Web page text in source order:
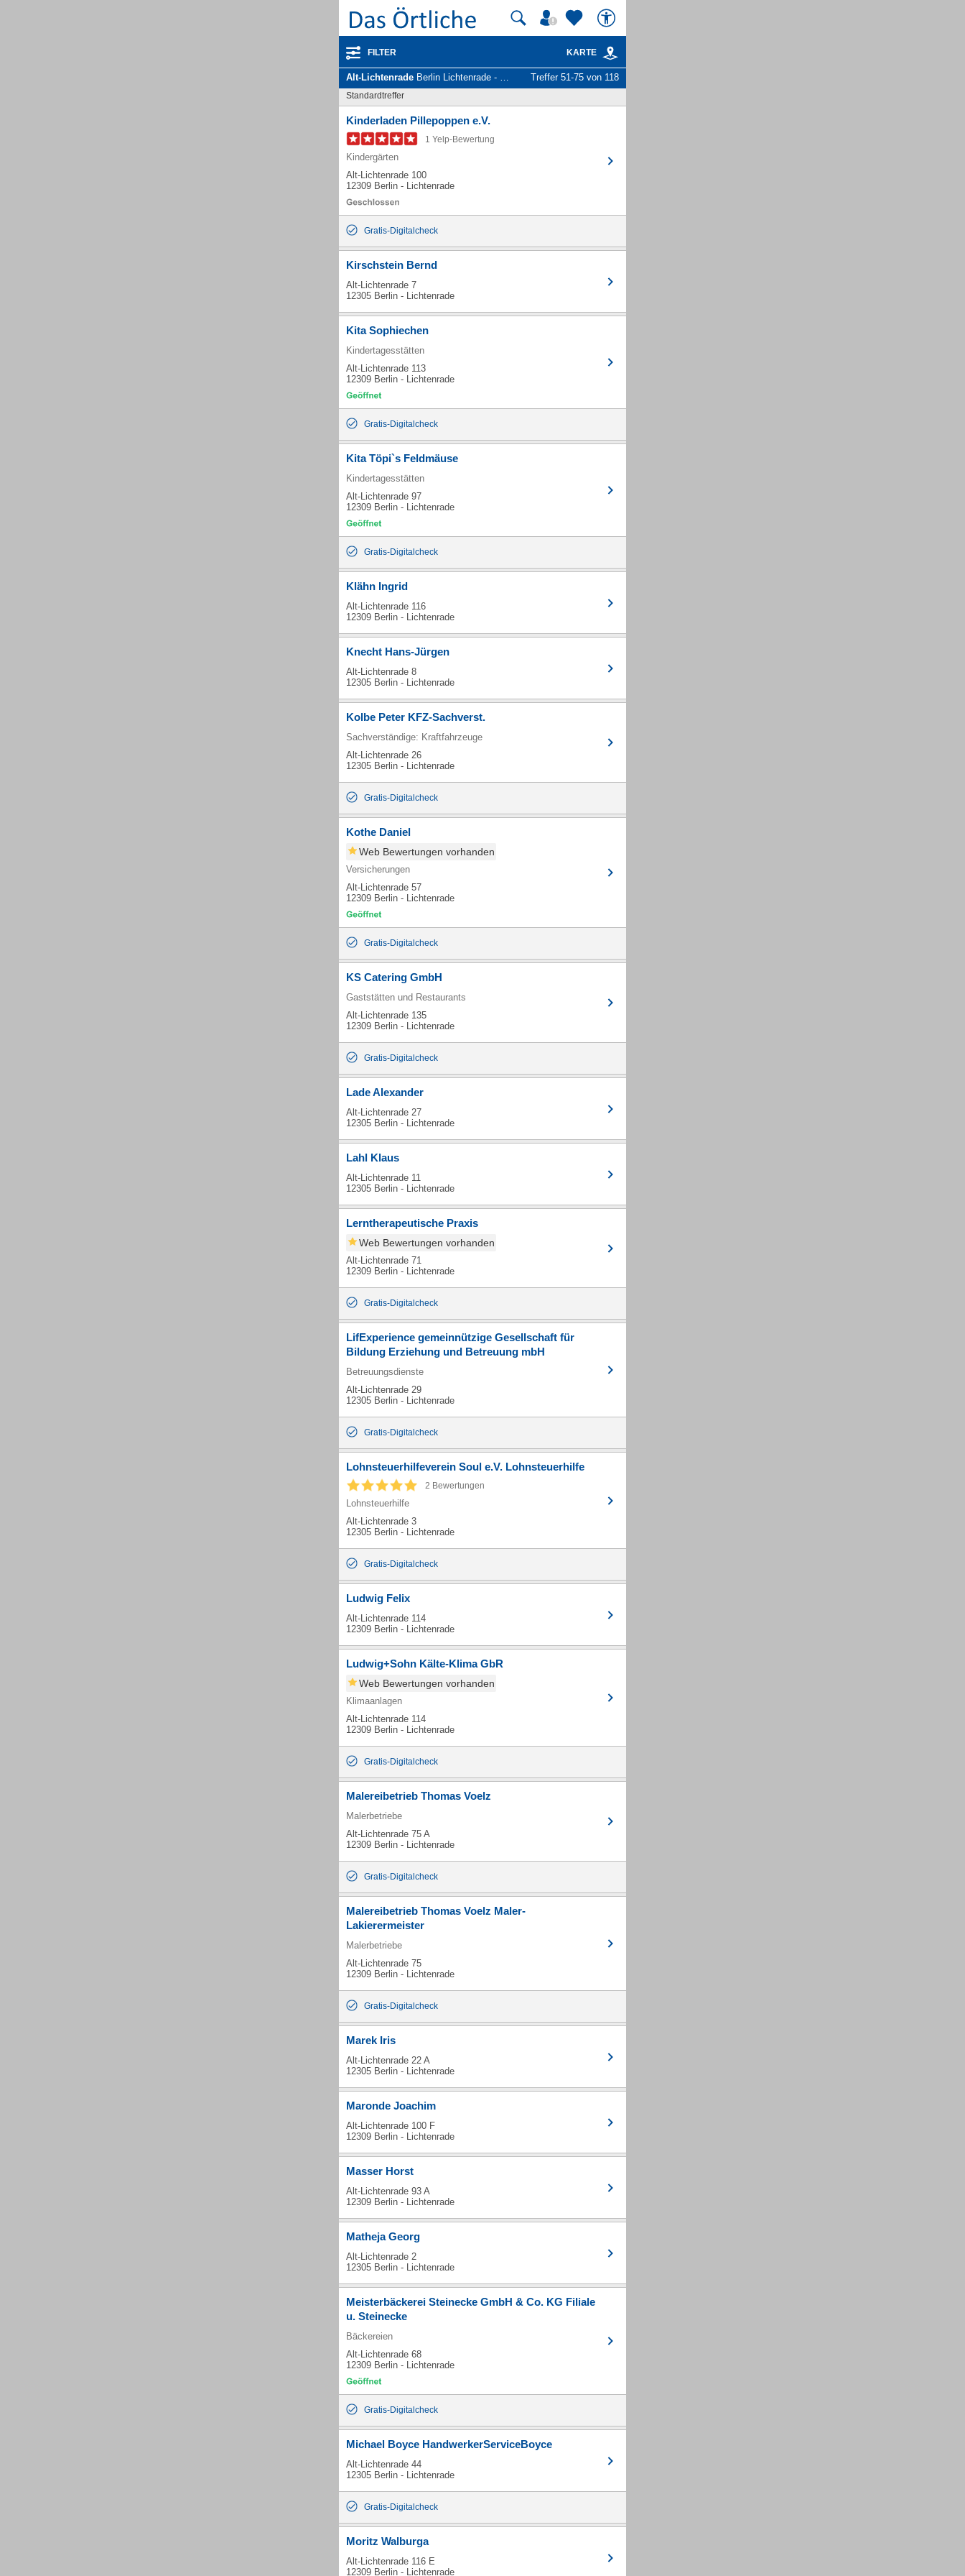
FILTER KARTE
Alt-Lichtenrade Berlin Lichtenrade - Unternehmen und Personen Treffer 51-75 von 118
Standardtreffer
Kinderladen Pillepoppen e.V.
1 Yelp-Bewertung
Kindergärten
Alt-Lichtenrade 100
12309 Berlin - Lichtenrade
Gratis-Digitalcheck
Kirschstein Bernd
Alt-Lichtenrade 7
12305 Berlin - Lichtenrade
Kita Sophiechen
Kindertagesstätten
Alt-Lichtenrade 113
12309 Berlin - Lichtenrade
Gratis-Digitalcheck
Kita Töpi`s Feldmäuse
Kindertagesstätten
Alt-Lichtenrade 97
12309 Berlin - Lichtenrade
Gratis-Digitalcheck
Klähn Ingrid
Alt-Lichtenrade 116
12309 Berlin - Lichtenrade
Knecht Hans-Jürgen
Alt-Lichtenrade 8
12305 Berlin - Lichtenrade
Kolbe Peter KFZ-Sachverst.
Sachverständige: Kraftfahrzeuge
Alt-Lichtenrade 26
12305 Berlin - Lichtenrade
Gratis-Digitalcheck
Kothe Daniel
Web Bewertungen vorhanden
Versicherungen
Alt-Lichtenrade 57
12309 Berlin - Lichtenrade
Gratis-Digitalcheck
KS Catering GmbH
Gaststätten und Restaurants
Alt-Lichtenrade 135
12309 Berlin - Lichtenrade
Gratis-Digitalcheck
Lade Alexander
Alt-Lichtenrade 27
12305 Berlin - Lichtenrade
Lahl Klaus
Alt-Lichtenrade 11
12305 Berlin - Lichtenrade
Lerntherapeutische Praxis
Web Bewertungen vorhanden
Alt-Lichtenrade 71
12309 Berlin - Lichtenrade
Gratis-Digitalcheck
LifExperience gemeinnützige Gesellschaft für
Bildung Erziehung und Betreuung mbH
Betreuungsdienste
Alt-Lichtenrade 29
12305 Berlin - Lichtenrade
Gratis-Digitalcheck
Lohnsteuerhilfeverein Soul e.V. Lohnsteuerhilfe
2 Bewertungen
Lohnsteuerhilfe
Alt-Lichtenrade 3
12305 Berlin - Lichtenrade
Gratis-Digitalcheck
Ludwig Felix
Alt-Lichtenrade 114
12309 Berlin - Lichtenrade
Ludwig+Sohn Kälte-Klima GbR
Web Bewertungen vorhanden
Klimaanlagen
Alt-Lichtenrade 114
12309 Berlin - Lichtenrade
Gratis-Digitalcheck
Malereibetrieb Thomas Voelz
Malerbetriebe
Alt-Lichtenrade 75 A
12309 Berlin - Lichtenrade
Gratis-Digitalcheck
Malereibetrieb Thomas Voelz Maler-
Lakierermeister
Malerbetriebe
Alt-Lichtenrade 75
12309 Berlin - Lichtenrade
Gratis-Digitalcheck
Marek Iris
Alt-Lichtenrade 22 A
12305 Berlin - Lichtenrade
Maronde Joachim
Alt-Lichtenrade 100 F
12309 Berlin - Lichtenrade
Masser Horst
Alt-Lichtenrade 93 A
12309 Berlin - Lichtenrade
Matheja Georg
Alt-Lichtenrade 2
12305 Berlin - Lichtenrade
Meisterbäckerei Steinecke GmbH & Co. KG Filiale
u. Steinecke
Bäckereien
Alt-Lichtenrade 68
12309 Berlin - Lichtenrade
Gratis-Digitalcheck
Michael Boyce HandwerkerServiceBoyce
Alt-Lichtenrade 44
12305 Berlin - Lichtenrade
Gratis-Digitalcheck
Moritz Walburga
Alt-Lichtenrade 116 E
12309 Berlin - Lichtenrade